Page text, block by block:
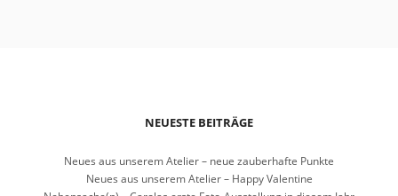
NEUESTE BEITRÄGE
Neues aus unserem Atelier – neue zauberhafte Punkte
Neues aus unserem Atelier – Happy Valentine